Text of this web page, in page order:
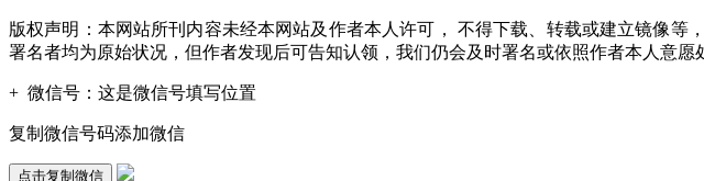
版权声明：本网站所刊内容未经本网站及作者本人许可， 不得下载、转载或建立镜像
署名者均为原始状况，但作者发现后可告知认领，我们仍会及时署名或依照作者本人意愿
+ 微信号： 这是微信号填写位置
复制微信号码添加微信
点击复制微信